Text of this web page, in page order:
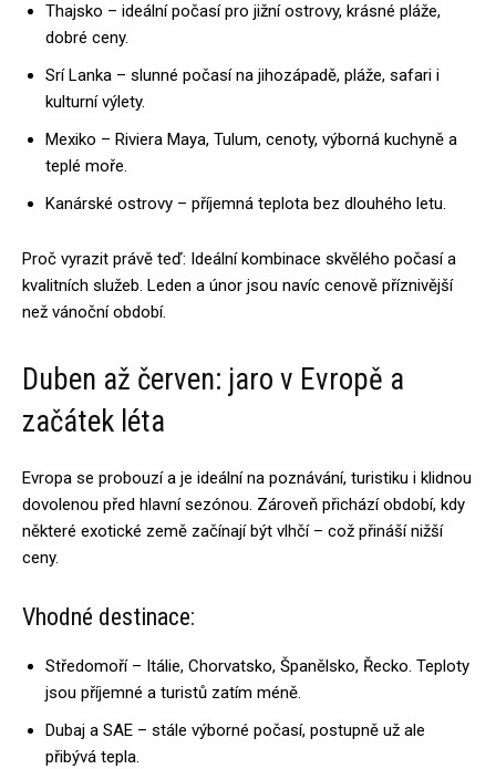
Thajsko – ideální počasí pro jižní ostrovy, krásné pláže,
dobré ceny.
Srí Lanka – slunné počasí na jihozápadě, pláže, safari i
kulturní výlety.
Mexiko – Riviera Maya, Tulum, cenoty, výborná kuchyně a
teplé moře.
Kanárské ostrovy – příjemná teplota bez dlouhého letu.
Proč vyrazit právě teď: Ideální kombinace skvělého počasí a
kvalitních služeb. Leden a únor jsou navíc cenově příznivější
než vánoční období.
Duben až červen: jaro v Evropě a
začátek léta
Evropa se probouzí a je ideální na poznávání, turistiku i klidnou
dovolenou před hlavní sezónou. Zároveň přichází období, kdy
některé exotické země začínají být vlhčí – což přináší nižší
ceny.
Vhodné destinace:
Středomoří – Itálie, Chorvatsko, Španělsko, Řecko. Teploty
jsou příjemné a turistů zatím méně.
Dubaj a SAE – stále výborné počasí, postupně už ale
přibývá tepla.